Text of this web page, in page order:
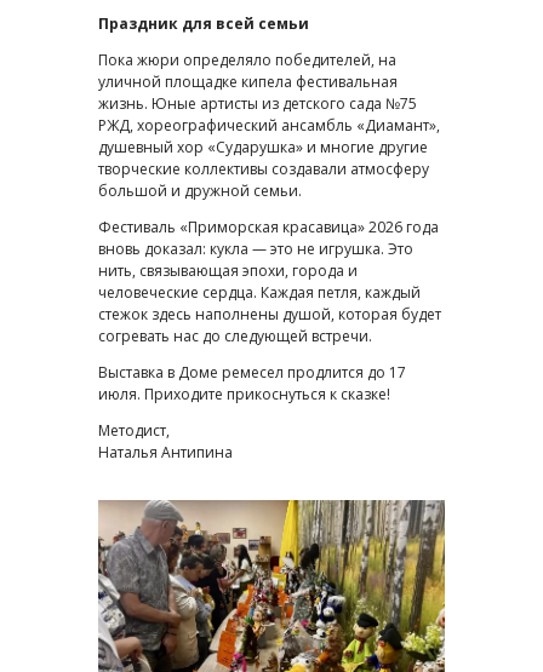
Праздник для всей семьи
Пока жюри определяло победителей, на
уличной площадке кипела фестивальная
жизнь. Юные артисты из детского сада №75
РЖД, хореографический ансамбль «Диамант»,
душевный хор «Сударушка» и многие другие
творческие коллективы создавали атмосферу
большой и дружной семьи.
Фестиваль «Приморская красавица» 2026 года
вновь доказал: кукла — это не игрушка. Это
нить, связывающая эпохи, города и
человеческие сердца. Каждая петля, каждый
стежок здесь наполнены душой, которая будет
согревать нас до следующей встречи.
Выставка в Доме ремесел продлится до 17
июля. Приходите прикоснуться к сказке!
Методист,
Наталья Антипина